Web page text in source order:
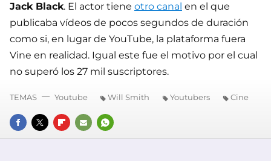
Jack Black. El actor tiene otro canal en el que
publicaba vídeos de pocos segundos de duración
como si, en lugar de YouTube, la plataforma fuera
Vine en realidad. Igual este fue el motivo por el cual
no superó los 27 mil suscriptores.
FACEBOOK
TWITTERFLIPBOARD
E-
WHATSAPP
TEMAS Youtube Will Smith Youtubers Cine